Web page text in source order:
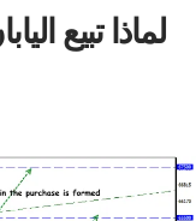
لماذا تبيع